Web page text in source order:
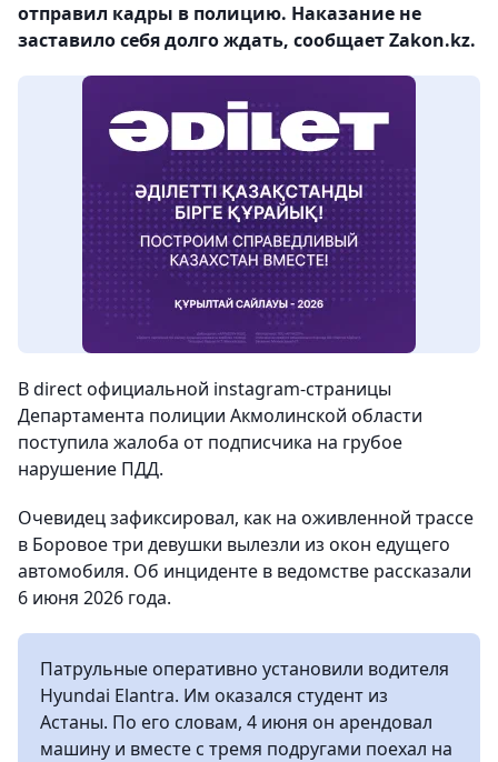
отправил кадры в полицию. Наказание не
заставило себя долго ждать, сообщает Zakon.kz.
В direct официальной instagram-страницы
Департамента полиции Акмолинской области
поступила жалоба от подписчика на грубое
нарушение ПДД.
Очевидец зафиксировал, как на оживленной трассе
в Боровое три девушки вылезли из окон едущего
автомобиля. Об инциденте в ведомстве рассказали
6 июня 2026 года.
Патрульные оперативно установили водителя
Hyundai Elantra. Им оказался студент из
Астаны. По его словам, 4 июня он арендовал
машину и вместе с тремя подругами поехал на